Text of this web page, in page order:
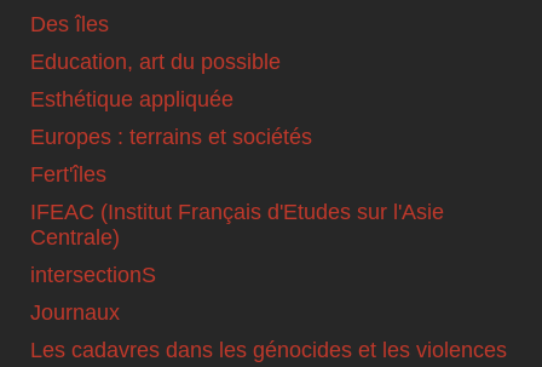
Des îles
Education, art du possible
Esthétique appliquée
Europes : terrains et sociétés
Fert'îles
IFEAC (Institut Français d'Etudes sur l'Asie
Centrale)
intersectionS
Journaux
Les cadavres dans les génocides et les violences